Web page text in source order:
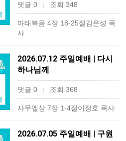
댓글 0 | 조회 348
마태복음 4장 18-25절김은성 목
사
2026.07.12 주일예배 | 다시
하나님께
댓글 0 | 조회 368
사무엘상 7장 1-4절이정호 목사
2026.07.05 주일예배 | 구원